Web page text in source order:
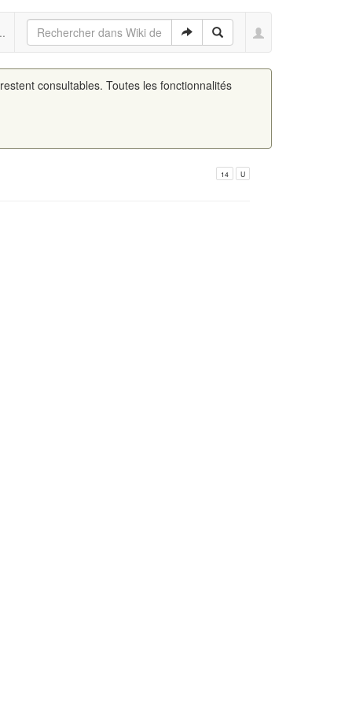
consultables. Toutes les fonctionnalités
14 U